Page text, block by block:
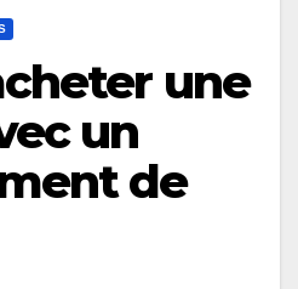
une
un
de